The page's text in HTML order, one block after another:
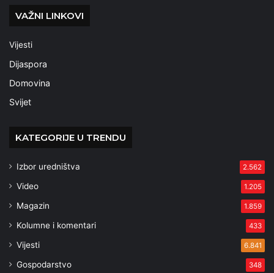
VAŽNI LINKOVI
Vijesti
Dijaspora
Domovina
Svijet
KATEGORIJE U TRENDU
Izbor uredništva 2.562
Video 1.205
Magazin 1.859
Kolumne i komentari 433
Vijesti 6.841
Gospodarstvo 348